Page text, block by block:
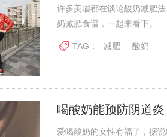
许多美眉都在谈论酸奶减肥
奶减肥食谱，一起来看下。...
TAG： 减肥 酸奶
喝酸奶能预防阴道
爱喝酸奶的女性有福了，据